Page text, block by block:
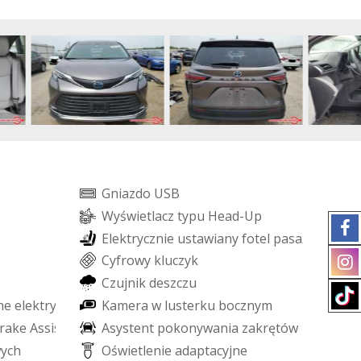
Gniazdo USB
Wyświetlacz typu Head-Up
Elektrycznie ustawiany fotel pasaż
Cyfrowy kluczyk
Czujnik deszczu
e elektry e Kamera w lusterku bocznym
rake Assis Asystent pokonywania zakrętów
ych Oświetlenie adaptacyjne